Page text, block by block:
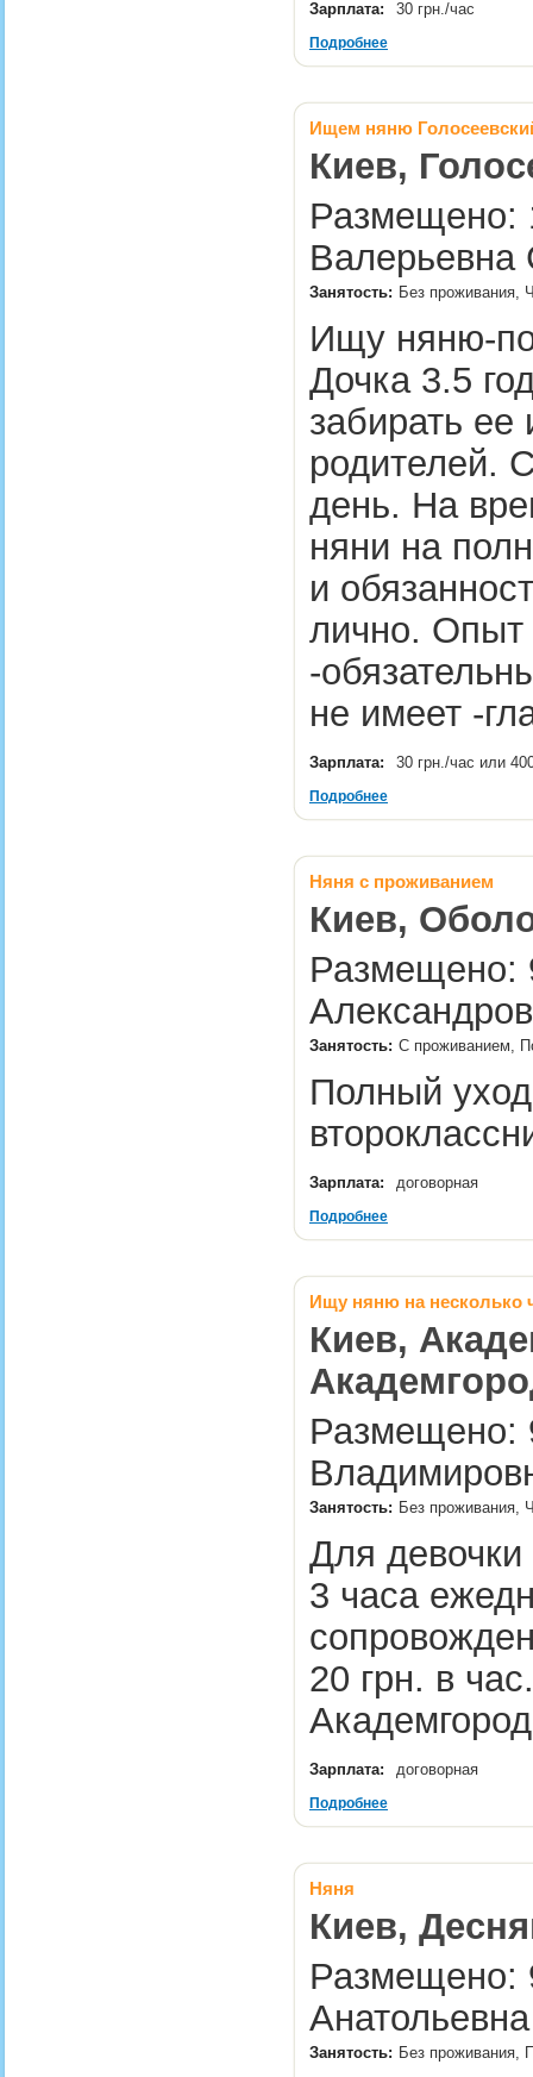
Зарплата: 30 грн./час
Подробнее
Ищем няню
Киев,
Размещено:
Валерьевна
Занятость: Без проживания,
Ищу няню-
Дочка 3.5
забирать ее
родителей.
день. На
няни на
и
лично. Опыт
-
не имеет -
Зарплата: 30 грн./час или
Подробнее
Няня с проживанием
Киев,
Размещено:
Занятость: С проживанием,
Полный
Зарплата: договорная
Подробнее
Ищу няню на несколько
Киев,
Размещено:
Занятость: Без проживания,
Для
3 часа
20 грн. в
Зарплата: договорная
Подробнее
Няня
Киев,
Размещено:
Занятость: Без проживания,